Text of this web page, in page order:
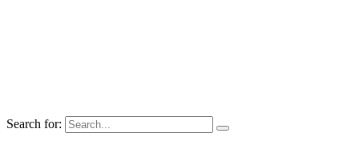
Search for: